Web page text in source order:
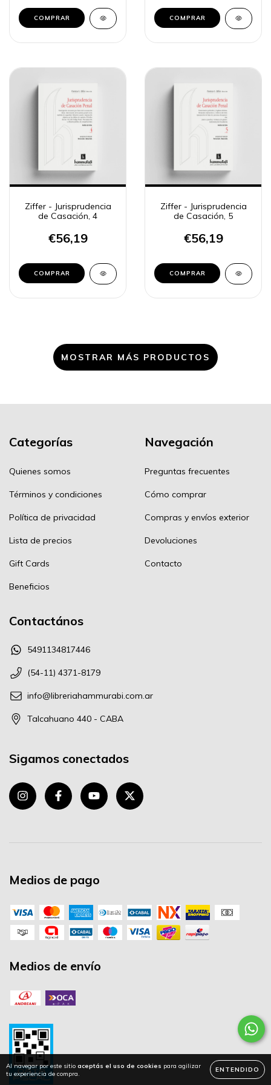
Al navegar por este sitio aceptás el uso de cookies para agilizar
tu experiencia de compra.
ENTENDIDO
Ziffer - Jurisprudencia
de Casación, 4
€56,19
Ziffer - Jurisprudencia
de Casación, 5
€56,19
MOSTRAR MÁS PRODUCTOS
Categorías
Quienes somos
Términos y condiciones
Política de privacidad
Lista de precios
Gift Cards
Beneficios
Navegación
Preguntas frecuentes
Cómo comprar
Compras y envíos exterior
Devoluciones
Contacto
Contactános
5491134817446
(54-11) 4371-8179
info@libreriahammurabi.com.ar
Talcahuano 440 - CABA
Sigamos conectados
Medios de pago
Medios de envío